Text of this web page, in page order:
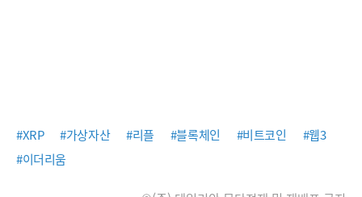
#XRP #가상자산 #리플 #블록체인 #비트코인
#웹3
#이더리움